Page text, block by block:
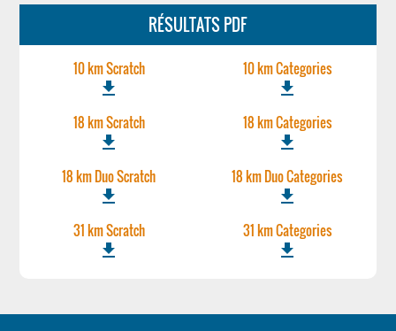
RÉSULTATS PDF
10 km Scratch
file_download
10 km Categories
file_download
18 km Scratch
file_download
18 km Categories
file_download
18 km Duo Scratch
file_download
18 km Duo Categories
file_download
31 km Scratch
file_download
31 km Categories
file_download